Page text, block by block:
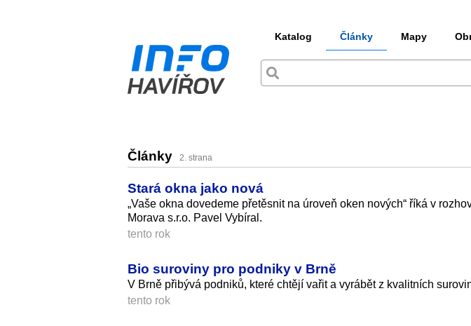
Katalog Články Mapy
Články 2. strana
Stará okna jako nová
„Vaše okna dovedeme přetěsnit na úroveň oken nových“ říká v
Morava s.r.o. Pavel Vybíral.
tento rok
Bio suroviny pro podniky v Brně
V Brně přibývá podniků, které chtějí vařit a vyrábět z kvalitních
tento rok